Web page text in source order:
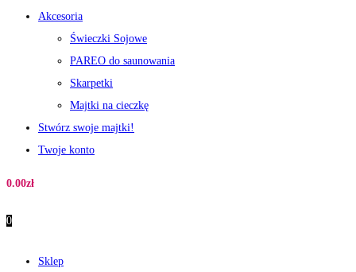
Akcesoria
Świeczki Sojowe
PAREO do saunowania
Skarpetki
Majtki na cieczkę
Stwórz swoje majtki!
Twoje konto
0.00zł
0
Sklep